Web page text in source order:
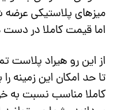
میزهای پلاستیکی
اما قیمت کاملا در
از این رو هیراد پلاست
تا حد امکان این زمینه را
کاملا مناسب نسبت به